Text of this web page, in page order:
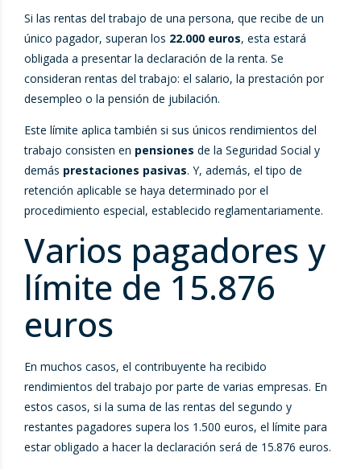
Si las rentas del trabajo de una persona, que recibe de un
único pagador, superan los 22.000 euros, esta estará
obligada a presentar la declaración de la renta. Se
consideran rentas del trabajo: el salario, la prestación por
desempleo o la pensión de jubilación.
Este límite aplica también si sus únicos rendimientos del
trabajo consisten en pensiones de la Seguridad Social y
demás prestaciones pasivas. Y, además, el tipo de
retención aplicable se haya determinado por el
procedimiento especial, establecido reglamentariamente.
Varios pagadores y
límite de 15.876
euros
En muchos casos, el contribuyente ha recibido
rendimientos del trabajo por parte de varias empresas. En
estos casos, si la suma de las rentas del segundo y
restantes pagadores supera los 1.500 euros, el límite para
estar obligado a hacer la declaración será de 15.876 euros.